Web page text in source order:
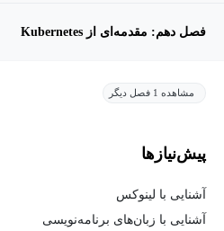
فصل دهم: مقدمه‌ای از Kubernetes
مشاهده 1 فصل دیگر
پیش‌نیاز‌ها
آشنایی با لینوکس
آشنایی با زبان‌های برنامه‌نویسی